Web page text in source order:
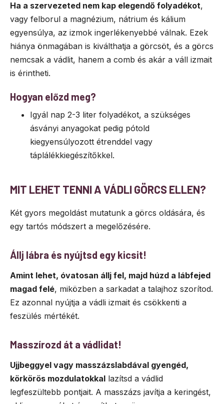
Ha a szervezeted nem kap elegendő folyadékot,
vagy felborul a magnézium, nátrium és kálium
egyensúlya, az izmok ingerlékenyebbé válnak. Ezek
hiánya önmagában is kiválthatja a görcsöt, és a görcs
nemcsak a vádlit, hanem a comb és akár a váll izmait
is érintheti.
Hogyan előzd meg?
Igyál nap 2-3 liter folyadékot, a szükséges
ásványi anyagokat pedig pótold
kiegyensúlyozott étrenddel vagy
táplálékkiegészítőkkel.
MIT LEHET TENNI A VÁDLI GÖRCS ELLEN?
Két gyors megoldást mutatunk a görcs oldására, és
egy tartós módszert a megelőzésére.
Állj lábra és nyújtsd egy kicsit!
Amint lehet, óvatosan állj fel, majd húzd a lábfejed
magad felé, miközben a sarkadat a talajhoz szorítod.
Ez azonnal nyújtja a vádli izmait és csökkenti a
feszülés mértékét.
Masszírozd át a vádlidat!
Ujjbeggyel vagy masszázslabdával gyengéd,
körkörös mozdulatokkal lazítsd a vádlid
legfeszültebb pontjait. A masszázs javítja a keringést,